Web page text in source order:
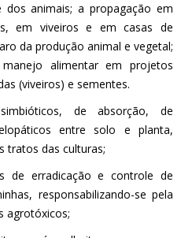
dos animais; a propagação em
em viveiros e em casas de
da produção animal e vegetal;
alimentar em projetos
(viveiros) e sementes.
de absorção, de
entre solo e planta,
tratos das culturas;
de erradicação e controle de
responsabilizando-se pela
agrotóxicos;